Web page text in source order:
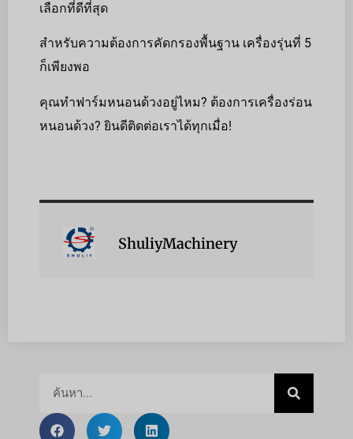
เลือกที่ดีที่สุด
สำหรับความต้องการคัดกรองพื้นฐาน เครื่องรุ่นที่ 5
ก็เพียงพอ
คุณทำฟาร์มหนอนด้วงอยู่ไหม? ต้องการเครื่องร่อน
หนอนด้วง? ยินดีติดต่อเราได้ทุกเมื่อ!
ShuliyMachinery